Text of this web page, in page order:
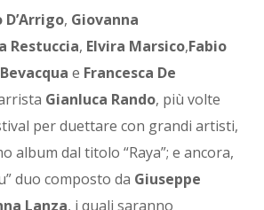
D’Arrigo, Giovanna
Restuccia, Elvira Marsico,Fabio
e Francesca De
Gianluca Rando, più volte
per duettare con grandi artisti,
album dal titolo “Raya”; e ancora,
duo composto da Giuseppe
Lanza, i quali saranno